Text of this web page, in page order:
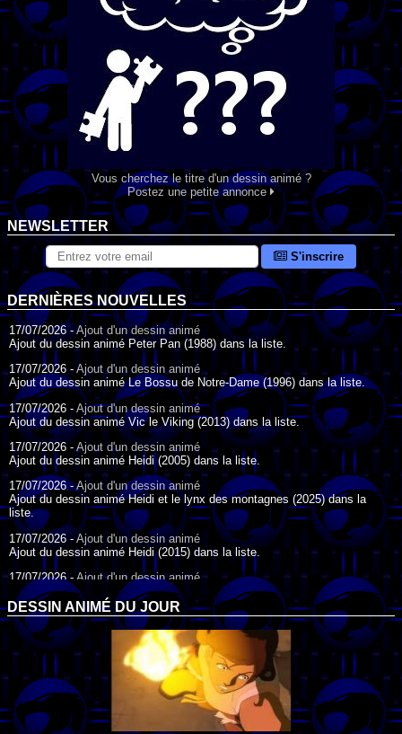
Vous cherchez le titre d'un dessin animé ?
Postez une petite annonce
NEWSLETTER
S'inscrire
DERNIÈRES NOUVELLES
17/07/2026 -Ajout d'un dessin animé
Ajout du dessin animé Peter Pan (1988) dans la liste.
17/07/2026 -Ajout d'un dessin animé
Ajout du dessin animé Le Bossu de Notre-Dame (1996) dans la liste.
17/07/2026 - Ajout d'un dessin animé
Ajout du dessin animé Vic le Viking (2013) dans la liste.
17/07/2026 -Ajout d'un dessin animé
Ajout du dessin animé Heidi (2005) dans la liste.
17/07/2026 -Ajout d'un dessin animé
Ajout du dessin animé Heidi et le lynx des montagnes (2025) dans la
liste.
17/07/2026 -Ajout d'un dessin animé
Ajout du dessin animé Heidi (2015) dans la liste.
17/07/2026 -Ajout d'un dessin animé
Ajout du dessin animé Heidi (1995) dans la liste.
09/07/2026 -Ajout d'un dessin animé
Ajout du dessin animé Genki l'Aventurier de la Chance (2006) dans la
liste.
04/07/2026 -
Ajout d'un dessin animé
Ajout du dessin animé Vilain Petit Canard (2000) dans la liste.
04/07/2026 -
Ajout d'un dessin animé
Ajout du dessin animé Le Noël du vilain petit canard (2003) dans la liste.
DESSIN ANIMÉ DU JOUR